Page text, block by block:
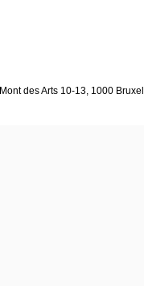
Mont des Arts 10-13, 1000